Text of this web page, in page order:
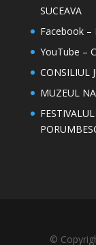
SUCEAVA
Facebook –
YouTube –
CONSILIUL
MUZEUL
©